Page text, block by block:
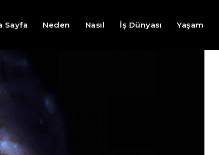
Sayfa Neden Nasıl İş Dünyası Yaşam